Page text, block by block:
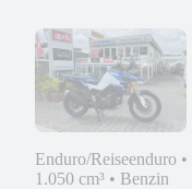
Enduro/Reiseenduro •
1.050 cm³ • Benzin